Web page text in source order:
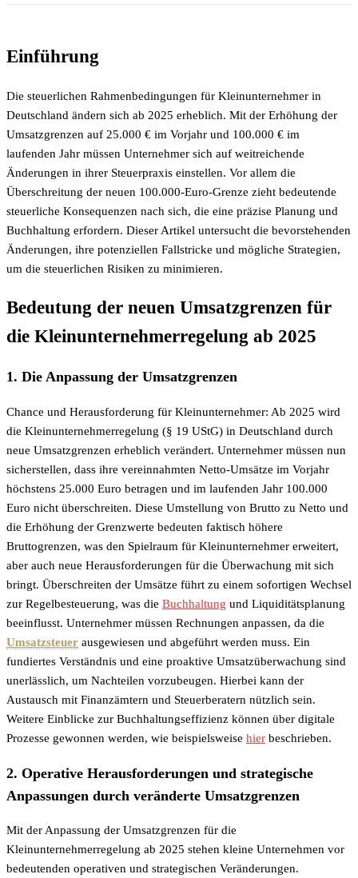
Einführung
Die steuerlichen Rahmenbedingungen für Kleinunternehmer in
Deutschland ändern sich ab 2025 erheblich. Mit der Erhöhung der
Umsatzgrenzen auf 25.000 € im Vorjahr und 100.000 € im
laufenden Jahr müssen Unternehmer sich auf weitreichende
Änderungen in ihrer Steuerpraxis einstellen. Vor allem die
Überschreitung der neuen 100.000-Euro-Grenze zieht bedeutende
steuerliche Konsequenzen nach sich, die eine präzise Planung und
Buchhaltung erfordern. Dieser Artikel untersucht die bevorstehenden
Änderungen, ihre potenziellen Fallstricke und mögliche Strategien,
um die steuerlichen Risiken zu minimieren.
Bedeutung der neuen Umsatzgrenzen für
die Kleinunternehmerregelung ab 2025
1. Die Anpassung der Umsatzgrenzen
Chance und Herausforderung für Kleinunternehmer: Ab 2025 wird
die Kleinunternehmerregelung (§ 19 UStG) in Deutschland durch
neue Umsatzgrenzen erheblich verändert. Unternehmer müssen nun
sicherstellen, dass ihre vereinnahmten Netto-Umsätze im Vorjahr
höchstens 25.000 Euro betragen und im laufenden Jahr 100.000
Euro nicht überschreiten. Diese Umstellung von Brutto zu Netto und
die Erhöhung der Grenzwerte bedeuten faktisch höhere
Bruttogrenzen, was den Spielraum für Kleinunternehmer erweitert,
aber auch neue Herausforderungen für die Überwachung mit sich
bringt. Überschreiten der Umsätze führt zu einem sofortigen Wechsel
zur Regelbesteuerung, was die Buchhaltung und Liquiditätsplanung
beeinflusst. Unternehmer müssen Rechnungen anpassen, da die
Umsatzsteuer ausgewiesen und abgeführt werden muss. Ein
fundiertes Verständnis und eine proaktive Umsatzüberwachung sind
unerlässlich, um Nachteilen vorzubeugen. Hierbei kann der
Austausch mit Finanzämtern und Steuerberatern nützlich sein.
Weitere Einblicke zur Buchhaltungseffizienz können über digitale
Prozesse gewonnen werden, wie beispielsweise hier beschrieben.
2. Operative Herausforderungen und strategische
Anpassungen durch veränderte Umsatzgrenzen
Mit der Anpassung der Umsatzgrenzen für die
Kleinunternehmerregelung ab 2025 stehen kleine Unternehmen vor
bedeutenden operativen und strategischen Veränderungen.